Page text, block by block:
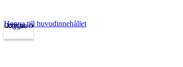
kth.se
Logga in
Hoppa till huvudinnehållet